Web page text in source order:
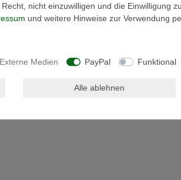
sehr schnell trocknen kann man sie
besticht durch höchste
bis 60 °C Weißwäsche bis 95°C).
die Bordüre, die sich beim waschen
hier an erster Stelle.
hautsympathisch und
Flor verhindert ein
nicht einzuwilligen und die Einwilligung
und weitere Hinweise zur Verwendung
Externe Medien PayPal Funktional
Alle ablehnen